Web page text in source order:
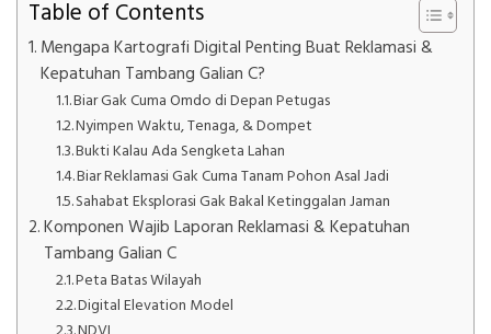
Table of Contents
Mengapa Kartografi Digital Penting Buat Reklamasi &
Kepatuhan Tambang Galian C?
Biar Gak Cuma Omdo di Depan Petugas
Nyimpen Waktu, Tenaga, & Dompet
Bukti Kalau Ada Sengketa Lahan
Biar Reklamasi Gak Cuma Tanam Pohon Asal Jadi
Sahabat Eksplorasi Gak Bakal Ketinggalan Jaman
Komponen Wajib Laporan Reklamasi & Kepatuhan
Tambang Galian C
Peta Batas Wilayah
Digital Elevation Model